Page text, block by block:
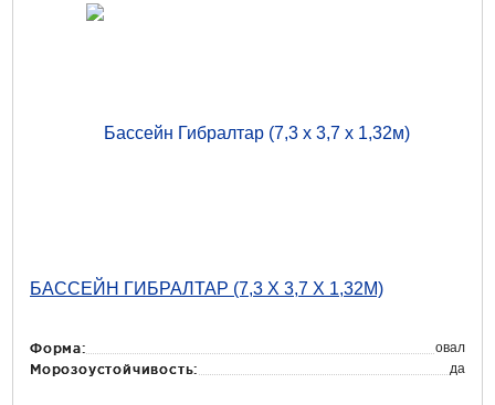
БАССЕЙН ГИБРАЛТАР (7,3 Х 3,7 Х 1,32М)
Форма: овал
Морозоустойчивость: да